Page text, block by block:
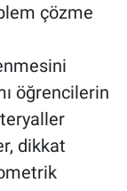
çözme
öğrencilerin
dikkat